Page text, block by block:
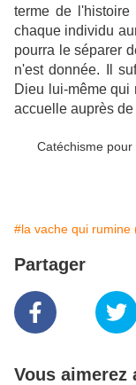
terme de
chaque individu
pourra le séparer
n'est donnée. Il
Dieu lui-même qui
accuelle auprès
Catéchisme
#la vache qui rumine
Partager
Vous aimerez